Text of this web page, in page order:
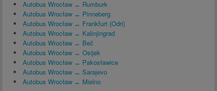
Autobus Wrocław ↔ Rumburk
Autobus Wrocław ↔ Pinneberg
Autobus Wrocław ↔ Frankfurt (Odri)
Autobus Wrocław ↔ Kalinjingrad
Autobus Wrocław ↔ Beč
Autobus Wrocław ↔ Osijek
Autobus Wrocław ↔ Pakosławice
Autobus Wrocław ↔ Sarajevo
Autobus Wrocław ↔ Mielno